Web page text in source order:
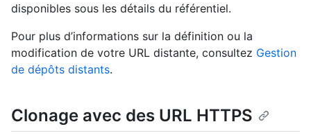
disponibles sous les détails du référentiel.
Pour plus d’informations sur la définition ou la
modification de votre URL distante, consultez Gestion
de dépôts distants.
Clonage avec des URL HTTPS